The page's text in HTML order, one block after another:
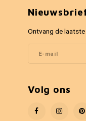
Ontvang de
Volg ons